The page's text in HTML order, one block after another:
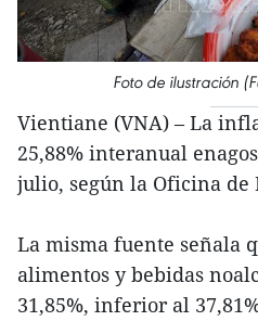
Foto de ilustración
Vientiane (VNA) – La
25,88% interanual
julio, según la Oficina de
La misma fuente señala
alimentos y bebidas
31,85%, inferior al